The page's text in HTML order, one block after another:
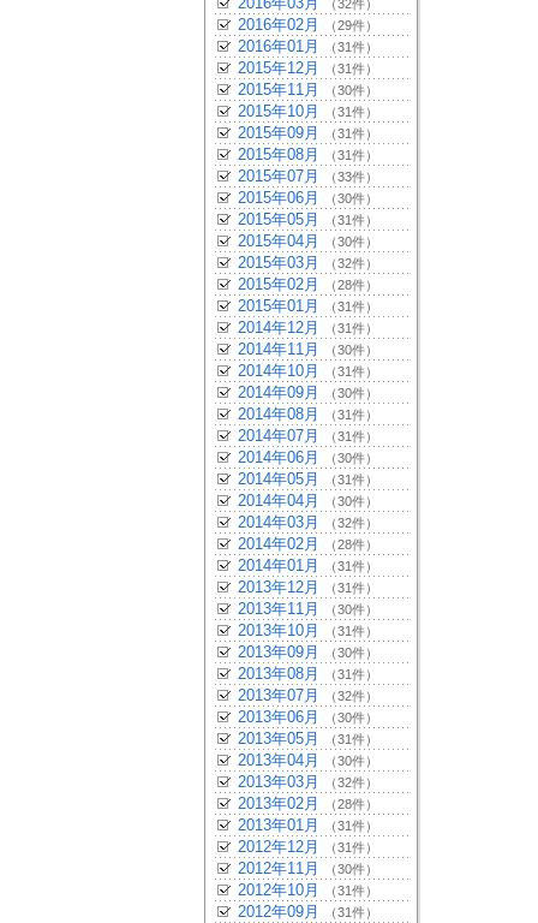
（32件）
2016年02月 （29件）
2016年01月 （31件）
2015年12月 （31件）
2015年11月 （30件）
2015年10月 （31件）
2015年09月 （31件）
2015年08月 （31件）
2015年07月 （33件）
2015年06月 （30件）
2015年05月 （31件）
2015年04月 （30件）
2015年03月 （32件）
2015年02月 （28件）
2015年01月 （31件）
2014年12月 （31件）
2014年11月 （30件）
2014年10月 （31件）
2014年09月 （30件）
2014年08月 （31件）
2014年07月 （31件）
2014年06月 （30件）
2014年05月 （31件）
2014年04月 （30件）
2014年03月 （32件）
2014年02月 （28件）
2014年01月 （31件）
2013年12月 （31件）
2013年11月 （30件）
2013年10月 （31件）
2013年09月 （30件）
2013年08月 （31件）
2013年07月 （32件）
2013年06月 （30件）
2013年05月 （31件）
2013年04月 （30件）
2013年03月 （32件）
2013年02月 （28件）
2013年01月 （31件）
2012年12月 （31件）
2012年11月 （30件）
2012年10月 （31件）
2012年09月 （31件）